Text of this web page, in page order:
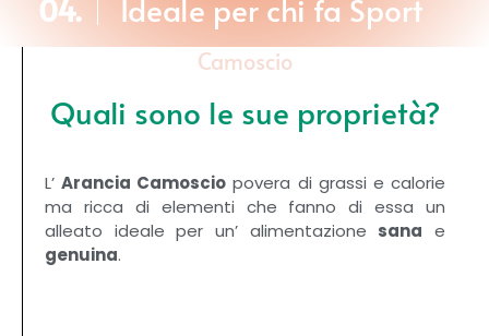
04. Ideale per chi fa Sport
Camoscio
Quali sono le sue proprietà?
L’Arancia Camoscio povera di grassi e calorie
ma ricca di elementi che fanno di essa un
alleato ideale per un’ alimentazione sana e
genuina.